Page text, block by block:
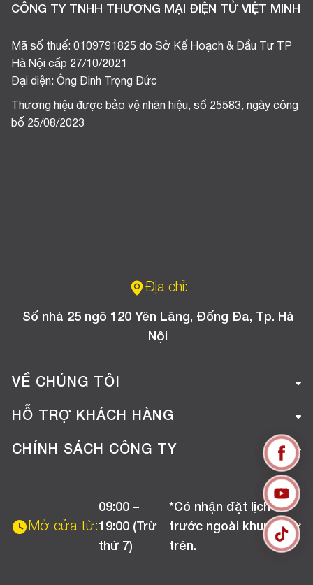
CÔNG TY TNHH THƯƠNG MẠI ĐIỆN TỬ VIỆT MINH
Mã số thuế: 0109791825 do Sở Kế Hoạch & Đầu Tư TP
Hà Nội cấp 27/10/2021
Đại diện: Ông Đinh Trọng Đức
Thương hiệu được bảo vệ nhãn hiệu, số 25583, ngày công
bố 25/08/2023
Địa chỉ:
Số nhà 25 ngõ 120 Yên Lãng, Đống Đa, Tp. Hà
Nội
VỀ CHÚNG TÔI
Giới thiệu công ty
Tuyển dụng
HỖ TRỢ KHÁCH HÀNG
Hướng dẫn mua hàng online
Chương trình khuyến mãi
CHÍNH SÁCH CÔNG TY
Chính sách bảo hành
Mở cửa từ:
09:00 –
19:00 (Trừ
thứ 7)
*Có nhận đặt lịch
trước ngoài khung giờ
trên.